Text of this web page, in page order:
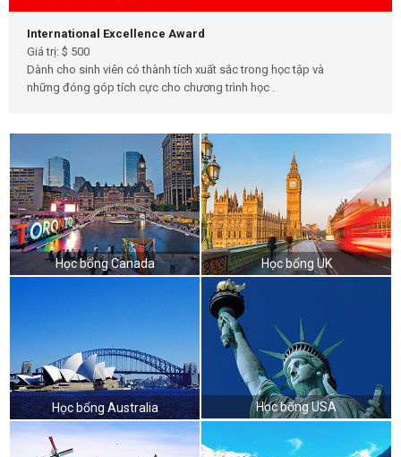
International Excellence Award
Giá trị: $ 500
Dành cho sinh viên có thành tích xuất sắc trong học tập và
những đóng góp tích cực cho chương trình học .
Học bổng Canada Học bổng UK
Học bổng Australia Học bổng USA